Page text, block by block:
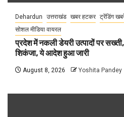
Dehardun उत्तराखंड खबर हटकर ट्रेंडिंग
सोशल मीडिया वायरल
प्रदेश में नकली डेयरी उत्पादों पर
शिकंजा, ये आदेश हुआ जारी
August 8, 2026 Yoshita Pandey